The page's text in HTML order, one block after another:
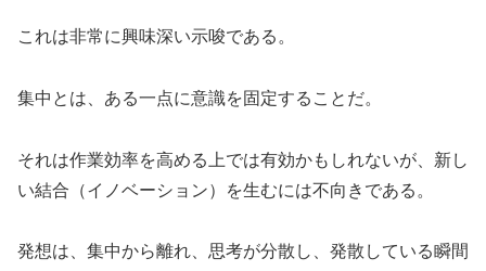
これは非常に興味深い示唆である。
集中とは、ある一点に意識を固定することだ。
それは作業効率を高める上では有効かもしれないが、新し
い結合（イノベーション）を生むには不向きである。
発想は、集中から離れ、思考が分散し、発散している瞬間